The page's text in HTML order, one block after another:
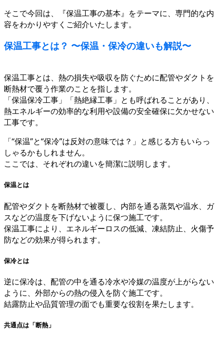
そこで今回は、『保温工事の基本』をテーマに、専門的な内
容をわかりやすくご紹介いたします。
保温工事とは？ 〜保温・保冷の違いも解説〜
保温工事とは、熱の損失や吸収を防ぐために配管やダクトを
断熱材で覆う作業のことを指します。
「保温保冷工事」「熱絶縁工事」とも呼ばれることがあり、
熱エネルギーの効率的な利用や設備の安全確保に欠かせない
工事です。
「“保温”と“保冷”は反対の意味では？」と感じる方もいらっ
しゃるかもしれません。
ここでは、それぞれの違いを簡潔に説明します。
保温とは
配管やダクトを断熱材で被覆し、内部を通る蒸気や温水、ガ
スなどの温度を下げないように保つ施工です。
保温工事により、エネルギーロスの低減、凍結防止、火傷予
防などの効果が得られます。
保冷とは
逆に保冷は、配管の中を通る冷水や冷媒の温度が上がらない
ように、外部からの熱の侵入を防ぐ施工です。
結露防止や品質管理の面でも重要な役割を果たします。
共通点は「断熱」